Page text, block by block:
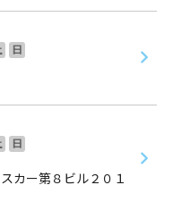
日
日
カー第８ビル２０１